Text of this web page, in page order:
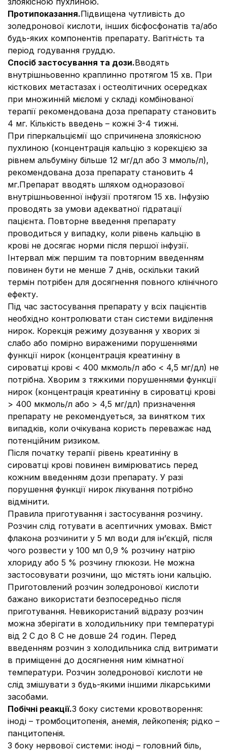
Протипоказання.Підвищена чутливість до
золедронової кислоти, інших бісфосфонатів та/або
будь-яких компонентів препарату. Вагітність та
період годування груддю.
Спосіб застосування та дози.Вводять
внутрішньовенно краплинно протягом 15 хв. При
кісткових метастазах і остеолітичних осередках
при множинній мієломі у складі комбінованої
терапії рекомендована доза препарату становить
4 мг. Кількість введень – кожні 3-4 тижні.
При гіперкальціємії що спричинена злоякісною
пухлиною (концентрація кальцію з корекцією за
рівнем альбуміну більше 12 мг/дл або 3 ммоль/л),
рекомендована доза препарату становить 4
мг.Препарат вводять шляхом одноразової
внутрішньовенної інфузії протягом 15 хв. Інфузію
проводять за умови адекватної гідратації
пацієнта. Повторне введення препарату
проводиться у випадку, коли рівень кальцію в
крові не досягає норми після першої інфузії.
Інтервал між першим та повторним введенням
повинен бути не менше 7 днів, оскільки такий
термін потрібен для досягнення повного клінічного
ефекту.
Під час застосування препарату у всіх пацієнтів
необхідно контролювати стан системи виділення
нирок. Корекція режиму дозування у хворих зі
слабо або помірно вираженими порушеннями
функції нирок (концентрація креатиніну в
сироватці крові < 400 мкмоль/л або < 4,5 мг/дл) не
потрібна. Хворим з тяжкими порушеннями функції
нирок (концентрація креатиніну в сироватці крові
> 400 мкмоль/л або > 4,5 мг/дл) призначення
препарату не рекомендуеться, за винятком тих
випадків, коли очікувана користь переважає над
потенційним ризиком.
Після початку терапії рівень креатиніну в
сироватці крові повинен вимірюватись перед
кожним введенням дози препарату. У разі
порушення функції нирок лікування потрібно
відмінити.
Правила приготування і застосування розчину.
Розчин слід готувати в асептичних умовах. Вміст
флакона розчинити у 5 мл води для ін’єкцій, після
чого розвести у 100 мл 0,9 % розчину натрію
хлориду або 5 % розчину глюкози. Не можна
застосовувати розчини, що містять іони кальцію.
Приготовлений розчин золедронової кислоти
бажано використати безпосередньо після
приготування. Невикористаний відразу розчин
можна зберігати в холодильнику при температурі
від 2 С до 8 С не довше 24 годин. Перед
введенням розчин з холодильника слід витримати
в приміщенні до досягнення ним кімнатної
температури. Розчин золедронової кислоти не
слід змішувати з будь-якими іншими лікарськими
засобами.
Побічні реакції.З боку системи кровотворення:
іноді – тромбоцитопенія, анемія, лейкопенія; рідко –
панцитопенія.
З боку нервової системи: іноді – головний біль,